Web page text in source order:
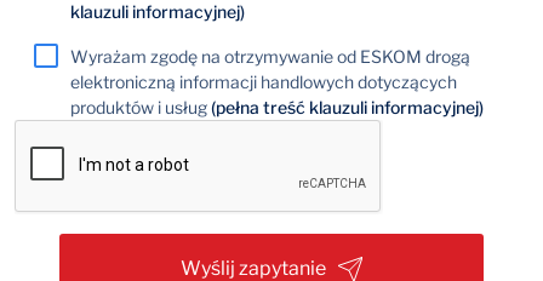
klauzuli informacyjnej)
Wyrażam zgodę na otrzymywanie od ESKOM drogą
elektroniczną informacji handlowych dotyczących
produktów i usług(pełna treść klauzuli informacyjnej)
Wyślij zapytanie